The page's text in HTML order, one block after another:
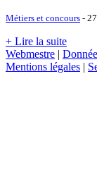
Métiers et concours -
+ Lire la suite
Webmestre |
Mentions légales |